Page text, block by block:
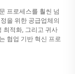
프로세스를 훨씬 넘
을 위한 공급업체의
최적화, 그리고 귀사
협업 기반 혁신 프로